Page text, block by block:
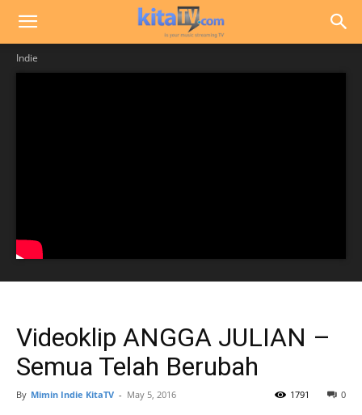
Indie
Videoklip ANGGA JULIAN –
Semua Telah Berubah
By Mimin Indie KitaTV - May 5, 2016 0
1791